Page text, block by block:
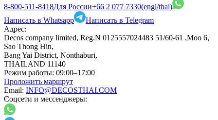
8-800-511-8418Для России+66 2 077 7330(engl/thai)
Написать в Whatsapp
Написать в Telegram
Адрес:
Decos company limited, Reg.N 0125557024483 51/60-61 ,Moo 6,
Sao Thong Hin,
Bang Yai District, Nonthaburi,
THAILAND 11140
Режим работы: 09:00–17:00
Проложить маршрут
Email: INFO@DECOSTHAI.COM
Соцсети и мессенджеры: